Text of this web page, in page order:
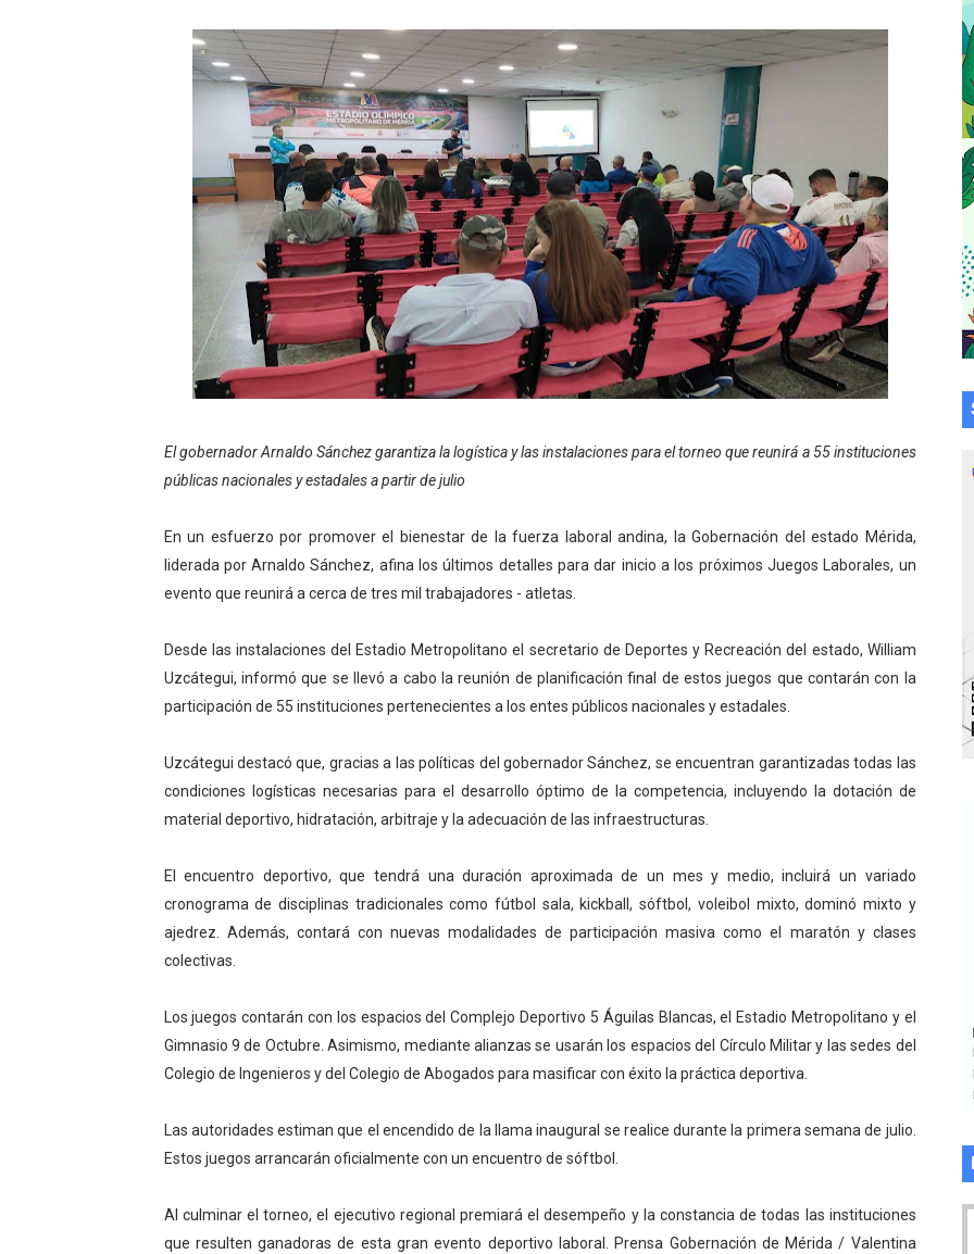
Arrancó Plan Vacacional Comunitario Venezuela Renace 2026 en la Don Perucho
Plan Vacacional Venezuela Renace 2026 arrancó con alegría en Lagunillas
Venezuela Renace 2026 lleva sonrisas y prevención a Torondoy
Mérida impulsa el mapa de conocimientos con Encuentro de Formadores Comunales
Complejo Educativo Talento Deportivo lanza Plan Agosto Escuelas Abiertas 2026
Arnaldo Sánchez reinaugura Parque Recreacional Tilingo del Niño y la Niña Azulitense
Corposalud inició talleres para aspirantes al curso de Emergencia Prehospitalaria
Fortalecen formación académica de médicos en proceso de ruralidad
Fortaleciendo la economía comunal en El Vigía con microcréditos a emprendedores
Campo Elías consolida plan de bacheo en el sector La Montañita
El Lactario del Iahula celebra la Semana Mundial de la Lactancia Materna
Plan Vacacional "Venezuela Ríe 2026" brinda recreación y cultura a niños del
Iniciación al yoga reúne a diversos clubes deportivos de Zea en una enriquecedora
Mincomunas impulsa el autogobierno en Mérida con plan de actualización y atención
El gobernador Arnaldo Sánchez garantiza la logística y las instalaciones para el torneo que reunirá a 55 instituciones
públicas nacionales y estadales a partir de julio
En un esfuerzo por promover el bienestar de la fuerza laboral andina, la Gobernación del estado Mérida,
liderada por Arnaldo Sánchez, afina los últimos detalles para dar inicio a los próximos Juegos Laborales, un
evento que reunirá a cerca de tres mil trabajadores - atletas.
Desde las instalaciones del Estadio Metropolitano el secretario de Deportes y Recreación del estado, William
Uzcátegui, informó que se llevó a cabo la reunión de planificación final de estos juegos que contarán con la
participación de 55 instituciones pertenecientes a los entes públicos nacionales y estadales.
Uzcátegui destacó que, gracias a las políticas del gobernador Sánchez, se encuentran garantizadas todas las
condiciones logísticas necesarias para el desarrollo óptimo de la competencia, incluyendo la dotación de
material deportivo, hidratación, arbitraje y la adecuación de las infraestructuras.
El encuentro deportivo, que tendrá una duración aproximada de un mes y medio, incluirá un variado
cronograma de disciplinas tradicionales como fútbol sala, kickball, sóftbol, voleibol mixto, dominó mixto y
ajedrez. Además, contará con nuevas modalidades de participación masiva como el maratón y clases
colectivas.
Los juegos contarán con los espacios del Complejo Deportivo 5 Águilas Blancas, el Estadio Metropolitano y el
Gimnasio 9 de Octubre. Asimismo, mediante alianzas se usarán los espacios del Círculo Militar y las sedes del
Colegio de Ingenieros y del Colegio de Abogados para masificar con éxito la práctica deportiva.
Las autoridades estiman que el encendido de la llama inaugural se realice durante la primera semana de julio.
Estos juegos arrancarán oficialmente con un encuentro de sóftbol.
Al culminar el torneo, el ejecutivo regional premiará el desempeño y la constancia de todas las instituciones
que resulten ganadoras de esta gran evento deportivo laboral. Prensa Gobernación de Mérida / Valentina